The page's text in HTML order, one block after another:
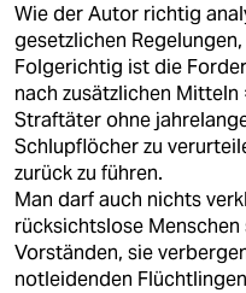
Wie der Autor richtig
gesetzlichen
Folgerichtig ist die
nach zusätzlichen
Straftäter ohne
Schlupflöcher zu
zurück zu führen.
Man darf auch nichts
rücksichtslose
Vorständen, sie
notleidenden